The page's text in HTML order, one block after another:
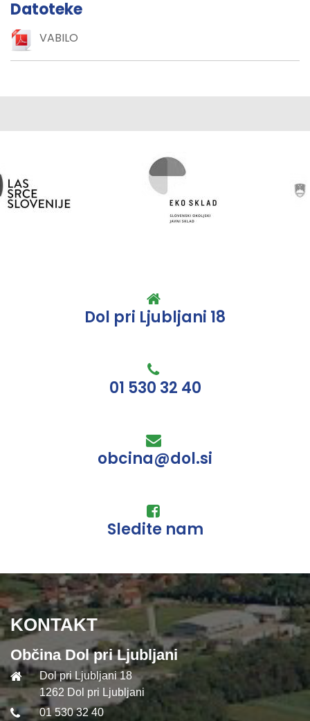
Datoteke
VABILO
Dol pri Ljubljani 18
01 530 32 40
obcina@dol.si
Sledite nam
KONTAKT
Občina Dol pri Ljubljani
Dol pri Ljubljani 18
1262 Dol pri Ljubljani
01 530 32 40